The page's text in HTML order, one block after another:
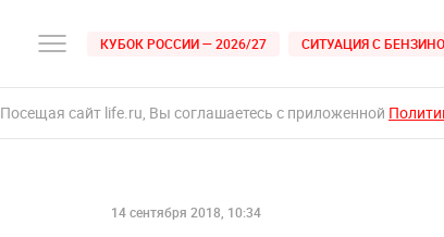
КУБОК РОССИИ — 2026/27 СИТУАЦИЯ С
Посещая сайт life.ru, Вы соглашаетесь с приложенной
14 сентября 2018, 10:34